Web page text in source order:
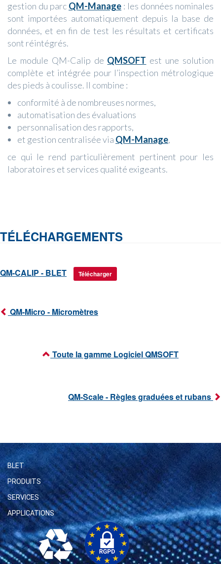
gestion du parc QM-Manage : les données nominales
sont importées automatiquement depuis la base de
données, et en fin de test les résultats et certificats
sont réintégrés.
Le module QM-Calip de QMSOFT est une solution
complète et intégrée pour l’inspection métrologique
des pieds à coulisse. Il combine :
conformité à de nombreuses normes,
automatisation des évaluations
personnalisation des rapports,
et gestion centralisée via QM-Manage,
ce qui le rend particulièrement pertinent pour les
laboratoires et services qualité exigeants.
TÉLÉCHARGEMENTS
QM-CALIP - BLET Télécharger
QM-Micro - Micromètres
Toute la gamme Logiciel QMSOFT
QM-Scale - Règles graduées et rubans
BLET
PRODUITS
SERVICES
APPLICATIONS